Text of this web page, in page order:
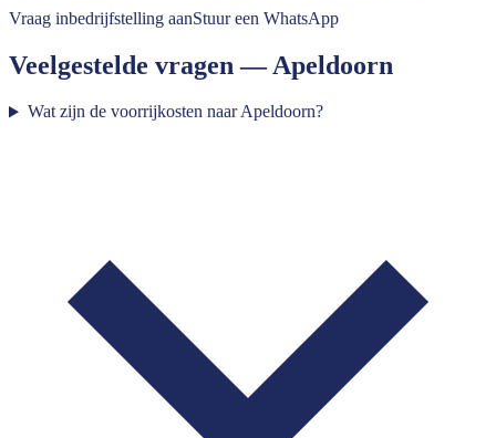
Vraag inbedrijfstelling aanStuur een WhatsApp
Veelgestelde vragen —Apeldoorn
Wat zijn de voorrijkosten naar Apeldoorn?